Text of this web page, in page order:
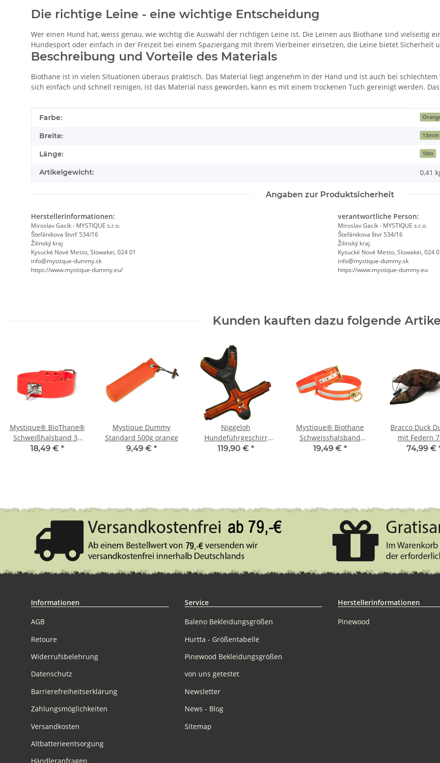
Die richtige Leine - eine wichtige Entscheidung
Wer einen Hund hat, weiss genau, wie wichtig die Auswahl der richtigen Leine ist. Die Leinen aus Biothane sind vielseitig
Hundesport oder einfach in der Freizeit bei einem Spaziergang mit Ihrem Vierbeiner einsetzen, die Leine bietet Sicherheit
Beschreibung und Vorteile des Materials
Biothane ist in vielen Situationen überaus praktisch. Das Material liegt angenehm in der Hand und ist auch bei
sich einfach und schnell reinigen, ist das Material nass geworden, kann es mit einem trockenen Tuch gereinigt werden.
Produkteigenschaft
Wert
Farbe:
Breite: 13mm
Länge: 10m
Artikelgewicht: 0,41
Angaben zur Produktsicherheit
Herstellerinformationen:
Miroslav Gacík - MYSTIQUE s.r.o.
Štefánikova štvrť 534/16
Žilinský kraj
Kysucké Nové Mesto, Slowakei, 024 01
info@mystique-dummy.sk
https://www.mystique-dummy.eu/
verantwortliche Person:
Miroslav Gacík - MYSTIQUE s.r.o.
Štefánikova štvr 534/16
Žilinský kraj
Kysucké Nové Mesto, Slowakei, 024
info@mystique-dummy.sk
https://www.mystique-dummy.eu
Kunden kauften dazu folgende
Mystique® BioThane®
Schweißhalsband 38
mm Neon Orange 35-
18,49 € *
Mystique Dummy
Standard 500g orange
9,49 € *
Niggeloh
Hundeführgeschirr
FOLLOW olive / orange
119,90 € *
Mystique® Biothane
Schweisshalsband
25mm reflex orange
19,49 € *
Bracco Duck
mit Federn
74,99 €
Informationen
AGB
Retoure
Widerrufsbelehrung
Datenschutz
Barrierefreiheitserklärung
Zahlungsmöglichkeiten
Versandkosten
Altbatterieentsorgung
Händleranfragen
Service
Baleno Bekleidungsgrößen
Hurtta - Größentabelle
Pinewood Bekleidungsgrößen
von uns getestet
Newsletter
News - Blog
Sitemap
Herstellerinformationen
Pinewood